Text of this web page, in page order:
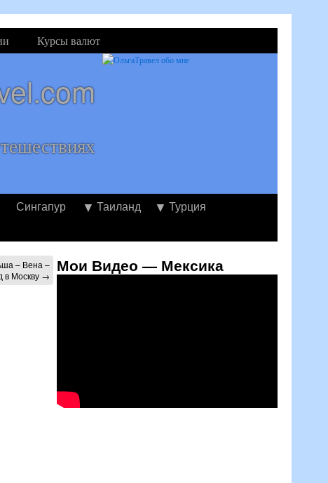
Курсы валют
Сингапур Таиланд
Турция
– Вена –
в Москву →
Мои Видео — Мексика